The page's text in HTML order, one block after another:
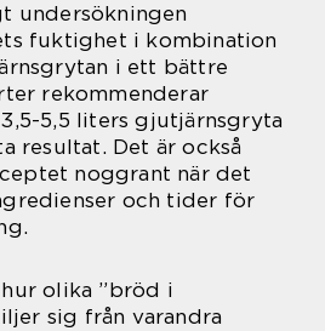
undersökningen
fuktighet i kombination
i ett bättre
rekommenderar
5,5 liters gjutjärnsgryta
resultat. Det är också
noggrant när det
och tider för
olika ”bröd i
sig från varandra